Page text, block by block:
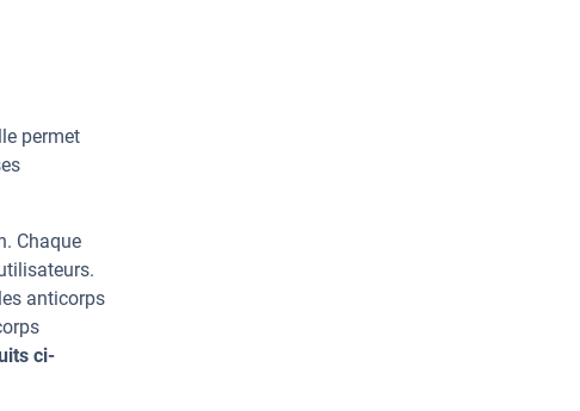
permet
Chaque
anticorps
ci-